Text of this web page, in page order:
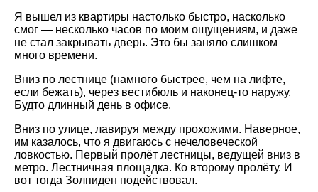
Я вышел из квартиры настолько быстро, насколько
смог — несколько часов по моим ощущениям, и даже
не стал закрывать дверь. Это бы заняло слишком
много времени.
Вниз по лестнице (намного быстрее, чем на лифте,
если бежать), через вестибюль и наконец-то наружу.
Будто длинный день в офисе.
Вниз по улице, лавируя между прохожими. Наверное,
им казалось, что я двигаюсь с нечеловеческой
ловкостью. Первый пролёт лестницы, ведущей вниз в
метро. Лестничная площадка. Ко второму пролёту. И
вот тогда Золпиден подействовал.